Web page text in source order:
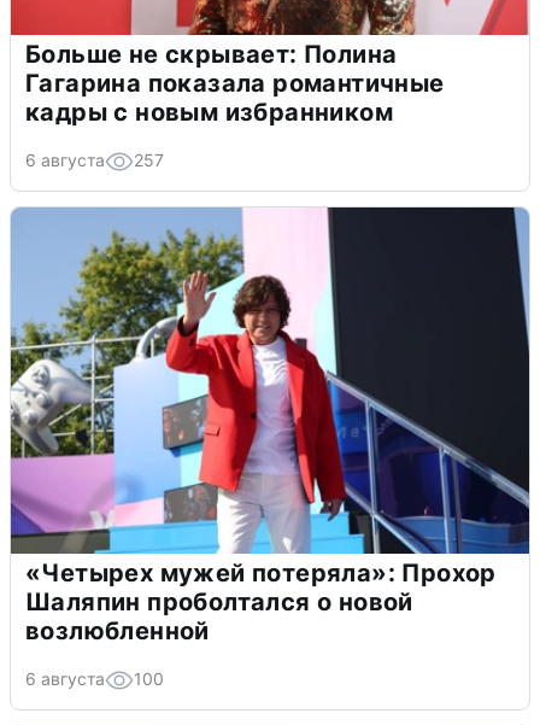
Больше не скрывает: Полина
Гагарина показала романтичные
кадры с новым избранником
6 августа 257
«Четырех мужей потеряла»: Прохор
Шаляпин проболтался о новой
возлюбленной
6 августа 100